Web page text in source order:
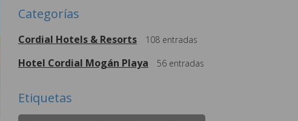
Categorías
Cordial Hotels & Resorts 108 entradas
Hotel Cordial Mogán Playa 56 entradas
Etiquetas